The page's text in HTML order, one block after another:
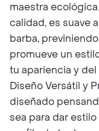
maestra
calidad, es suave
barba,
promueve un
tu apariencia y
Diseño Versátil y
diseñado
sea para dar